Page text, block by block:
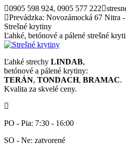
Skip
to
content
0905 598 924, 0905 577 222
Prevádzka: Novozámocká 67 Nitra
Strešné krytiny
Ľahké, betónové a pálené strešné
Ľahké strechy LINDAB,
betónové a pálené krytiny:
TERÁN, TONDACH, BRAMAC.
Kvalita za skvelé ceny.
PO - Pia: 7:30 - 16:00
SO - Ne: zatvorené